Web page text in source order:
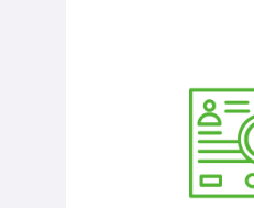
Pegawai
maklumat yang
semua maklumat